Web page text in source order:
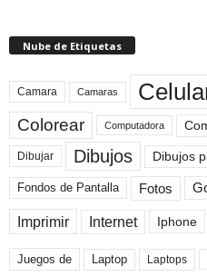
Nube de Etiquetas
Camara Camaras
Colorear Computadora
Dibujar Dibujos Dibujos
Fondos de Pantalla Fotos
Imprimir Internet Iphone
Juegos de Laptop Laptops